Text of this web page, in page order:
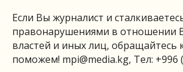
Если Вы журналист и
правонарушениями в отношении
властей и иных лиц,
поможем! mpi@media.kg, Тел: +996